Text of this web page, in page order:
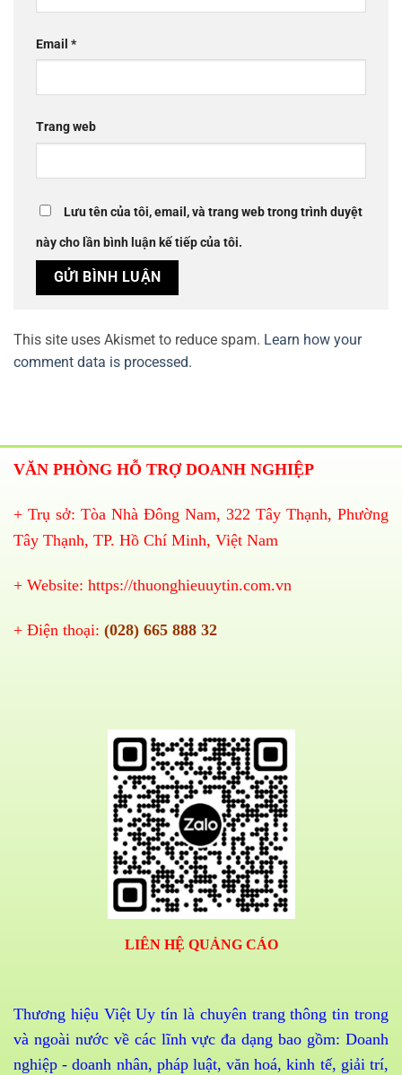
Email *
Trang web
Lưu tên của tôi, email, và trang web trong trình duyệt
này cho lần bình luận kế tiếp của tôi.
This site uses Akismet to reduce spam. Learn how your
comment data is processed.
VĂN PHÒNG HỖ TRỢ DOANH NGHIỆP
+ Trụ sở: Tòa Nhà Đông Nam, 322 Tây Thạnh, Phường
Tây Thạnh, TP. Hồ Chí Minh, Việt Nam
+ Website: https://thuonghieuuytin.com.vn
+ Điện thoại: (028) 665 888 32
LIÊN HỆ QUẢNG CÁO
Thương hiệu Việt Uy tín là chuyên trang thông tin trong
và ngoài nước về các lĩnh vực đa dạng bao gồm: Doanh
nghiệp - doanh nhân, pháp luật, văn hoá, kinh tế, giải trí,